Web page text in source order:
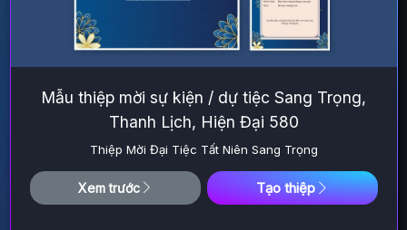
Mẫu thiệp mời sự kiện / dự tiệc Sang Trọng,
Thanh Lịch, Hiện Đại 580
Thiệp Mời Đại Tiệc Tất Niên Sang Trọng
Xem trước Tạo thiệp